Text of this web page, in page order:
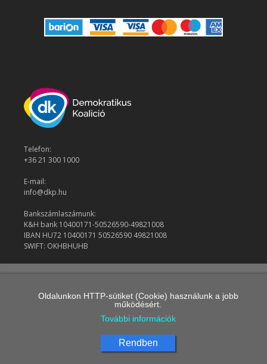
Telefon:
+36 21 300 1000
E-mail:
info@dkp.hu
Bankszámlaszámunk:
K&H bank 10400171-50526590-49821008
IBAN HU72 10400171 50526590 49821008
SWIFT: OKHBHUHB
Oldalunkon HTTP-sütiket (Cookie) használunk a jobb
működésért.
További információk